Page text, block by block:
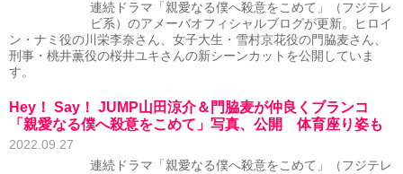
連続ドラマ「親愛なる僕へ殺意をこめて」（フジテレ
ビ系）のアメーバオフィシャルブログが更新。ヒロイ
ン・ナミ役の川栄李奈さん、女子大生・雪村京花役の門脇麦さん、
刑事・桃井薫役の桜井ユキさんの新シーンカットを公開していま
す。
Hey！ Say！ JUMP山田涼介＆門脇麦が仲良くブランコ
「親愛なる僕へ殺意をこめて」写真、公開 体育座り姿も
2022.09.27
連続ドラマ「親愛なる僕へ殺意をこめて」（フジテレ